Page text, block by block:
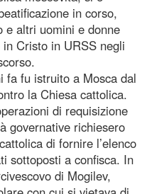
in corso,
e altri uomini e donne
Cristo in URSS negli
fa fu istruito a Mosca dal
la Chiesa cattolica.
di requisizione
governative richiesero
di fornire l’elenco
sottoposti a confisca. In
di Mogilev,